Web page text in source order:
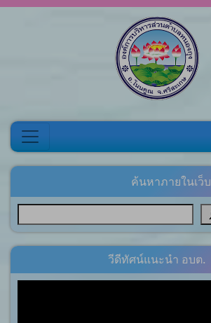
ค้นหาภายในเว็บ
วีดีทัศน์แนะนำ อบต.